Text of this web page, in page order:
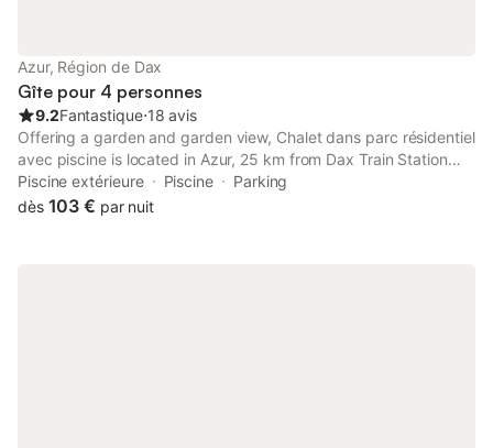
Azur, Région de Dax
Gîte pour 4 personnes
9.2Fantastique⋅18 avis
Offering a garden and garden view, Chalet dans parc résidentiel
avec piscine is located in Azur, 25 km from Dax Train Station
and 25 km from Sainte-Marie Cathedral. This property offers
access to a terrace and free private parking.
Piscine extérieure Piscine
Parking
dès 103 € par nuit